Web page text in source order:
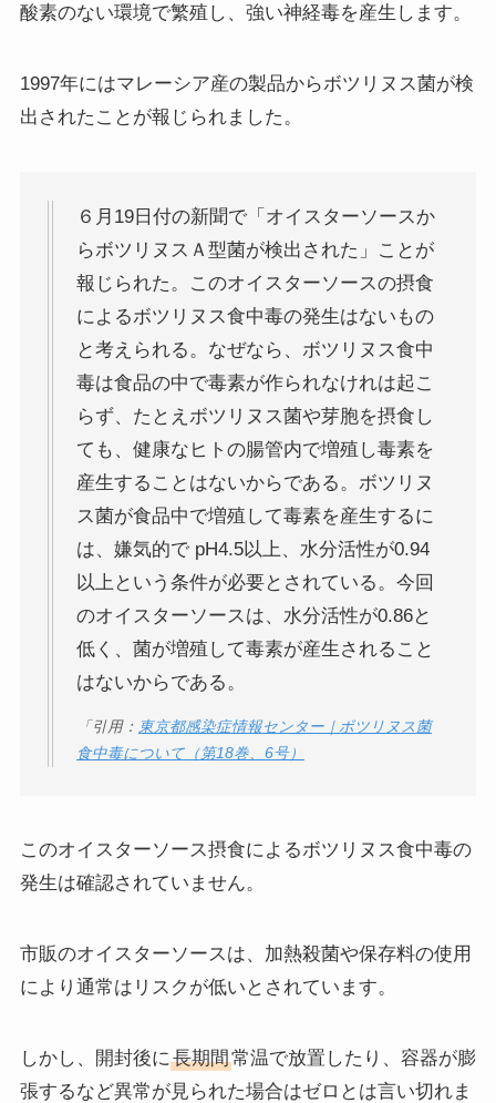
酸素のない環境で繁殖し、強い神経毒を産生します。
1997年にはマレーシア産の製品からボツリヌス菌が検
出されたことが報じられました。
６月19日付の新聞で「オイスターソースか
らボツリヌスＡ型菌が検出された」ことが
報じられた。このオイスターソースの摂食
によるボツリヌス食中毒の発生はないもの
と考えられる。なぜなら、ボツリヌス食中
毒は食品の中で毒素が作られなけれは起こ
らず、たとえボツリヌス菌や芽胞を摂食し
ても、健康なヒトの腸管内で増殖し毒素を
産生することはないからである。ボツリヌ
ス菌が食品中で増殖して毒素を産生するに
は、嫌気的で pH4.5以上、水分活性が0.94
以上という条件が必要とされている。今回
のオイスターソースは、水分活性が0.86と
低く、菌が増殖して毒素が産生されること
はないからである。
「引用： 東京都感染症情報センター｜ボツリヌス菌
食中毒について（第18巻、6号）
このオイスターソース摂食によるボツリヌス食中毒の
発生は確認されていません。
市販のオイスターソースは、加熱殺菌や保存料の使用
により通常はリスクが低いとされています。
しかし、開封後に長期間常温で放置したり、容器が膨
張するなど異常が見られた場合はゼロとは言い切れま